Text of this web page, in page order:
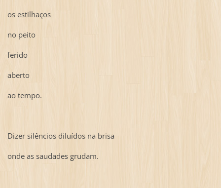
os estilhaços
no peito
ferido
aberto
ao tempo.
Dizer silêncios diluídos na brisa
onde as saudades grudam.